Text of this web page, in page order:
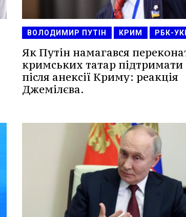
ВОЛОДИМИР ПУТІН КРИМ РБК-
Як Путін намагався
кримських татар підтримати
після анексії Криму: реакція
Джемілєва.